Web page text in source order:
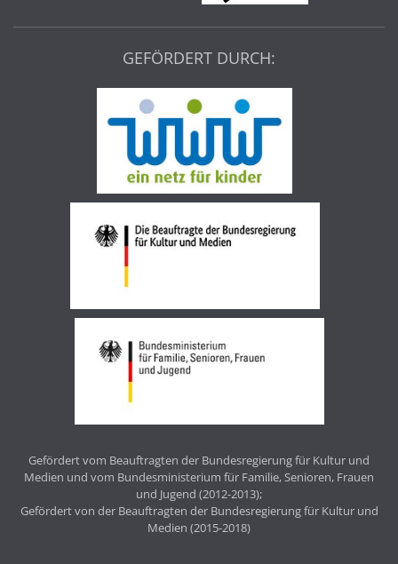
GEFÖRDERT DURCH:
Gefördert vom Beauftragten der Bundesregierung für Kultur und
Medien und vom Bundesministerium für Familie, Senioren, Frauen
und Jugend (2012-2013);
Gefördert von der Beauftragten der Bundesregierung für Kultur und
Medien (2015-2018)